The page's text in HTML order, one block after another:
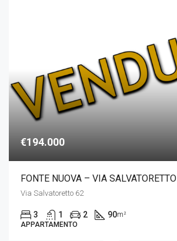
€194.000
FONTE NUOVA – VIA SALVATORETTO
Via Salvatoretto 62
3 1 2 90m²
APPARTAMENTO